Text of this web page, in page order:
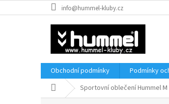
na
info@hummel-kluby.cz
Obchodní podmínky Podmínky
Domů Sportovní oblečení Hummel M